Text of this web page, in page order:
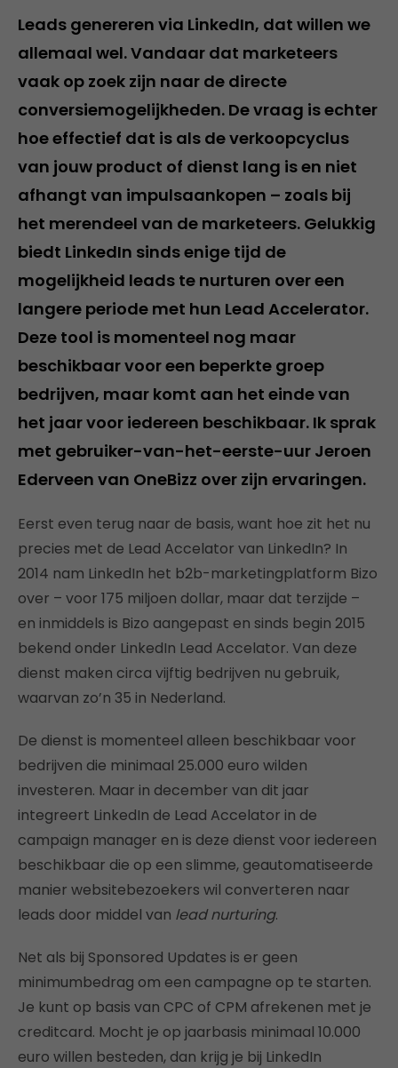
Leads genereren via LinkedIn, dat willen we
allemaal wel. Vandaar dat marketeers
vaak op zoek zijn naar de directe
conversiemogelijkheden. De vraag is echter
hoe effectief dat is als de verkoopcyclus
van jouw product of dienst lang is en niet
afhangt van impulsaankopen – zoals bij
het merendeel van de marketeers. Gelukkig
biedt LinkedIn sinds enige tijd de
mogelijkheid leads te nurturen over een
langere periode met hun Lead Accelerator.
Deze tool is momenteel nog maar
beschikbaar voor een beperkte groep
bedrijven, maar komt aan het einde van
het jaar voor iedereen beschikbaar. Ik sprak
met gebruiker-van-het-eerste-uur Jeroen
Ederveen van OneBizz over zijn ervaringen.
Eerst even terug naar de basis, want hoe zit het nu
precies met de Lead Accelator van LinkedIn? In
2014 nam LinkedIn het b2b-marketingplatform Bizo
over – voor 175 miljoen dollar, maar dat terzijde –
en inmiddels is Bizo aangepast en sinds begin 2015
bekend onder LinkedIn Lead Accelator. Van deze
dienst maken circa vijftig bedrijven nu gebruik,
waarvan zo’n 35 in Nederland.
De dienst is momenteel alleen beschikbaar voor
bedrijven die minimaal 25.000 euro wilden
investeren. Maar in december van dit jaar
integreert LinkedIn de Lead Accelator in de
campaign manager en is deze dienst voor iedereen
beschikbaar die op een slimme, geautomatiseerde
manier websitebezoekers wil converteren naar
leads door middel van lead nurturing.
Net als bij Sponsored Updates is er geen
minimumbedrag om een campagne op te starten.
Je kunt op basis van CPC of CPM afrekenen met je
creditcard. Mocht je op jaarbasis minimaal 10.000
euro willen besteden, dan krijg je bij LinkedIn